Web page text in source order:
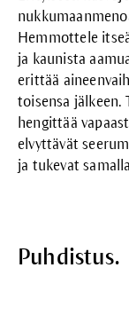
Hemmottele
ja kaunista
erittää
toisensa jälkeen.
hengittää
elvyttävät
ja tukevat
Puhdistus.